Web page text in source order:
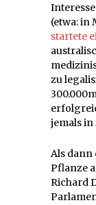
(etwa: in
startete
zu
jemals
Als dann
Pflanze
Richard